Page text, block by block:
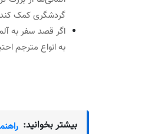
گردشگری کمک
اگر قصد سفر به
به انواع مترجم
بیشتر بخوانید: